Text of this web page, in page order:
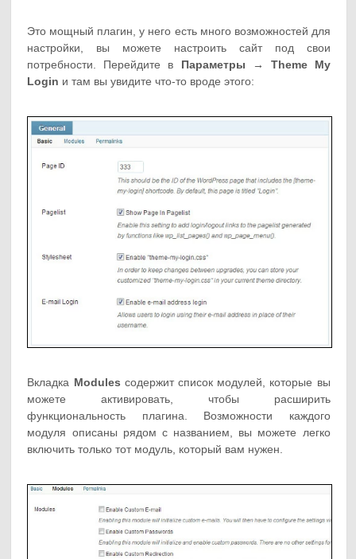
Это мощный плагин, у него есть много возможностей для
настройки, вы можете настроить сайт под свои
потребности. Перейдите в Параметры → Theme My
Login и там вы увидите что-то вроде этого:
Вкладка Modules содержит список модулей, которые вы
можете активировать, чтобы расширить
функциональность плагина. Возможности каждого
модуля описаны рядом с названием, вы можете легко
включить только тот модуль, который вам нужен.